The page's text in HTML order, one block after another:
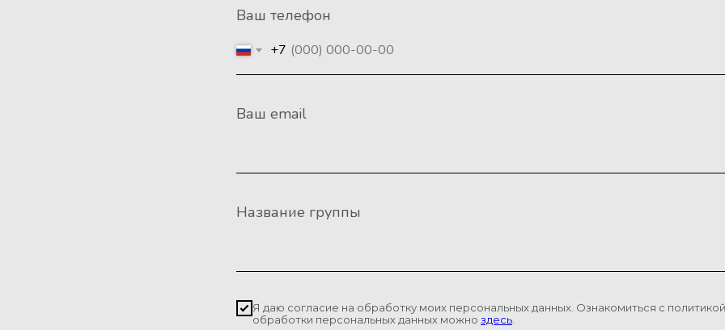
Ваш телефон
+7
Ваш email
Название группы
Я даю согласие на обработку моих персональных данных. Ознакомиться с
обработки персональных данных можно здесь